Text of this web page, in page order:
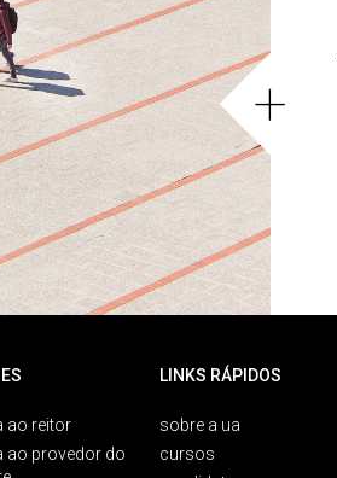
+
ao reitor
ao provedor do
LINKS RÁPIDOS
sobre a ua
cursos